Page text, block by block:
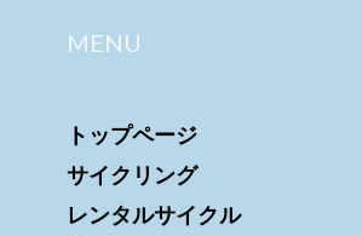
MENU
トップページ
サイクリング
レンタルサイクル